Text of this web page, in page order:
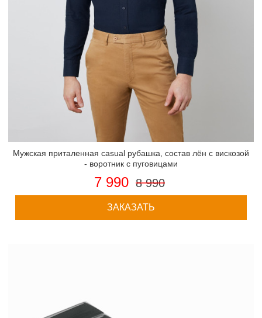
Мужская приталенная casual рубашка, состав лён с вискозой
- воротник с пуговицами
7 990 8 990
ЗАКАЗАТЬ